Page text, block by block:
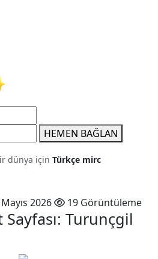
HEMEN BAĞLAN
dünya için Türkçe mirc
2026 19 Görüntüleme
Turunçgil